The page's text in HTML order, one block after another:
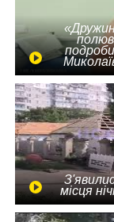
місця